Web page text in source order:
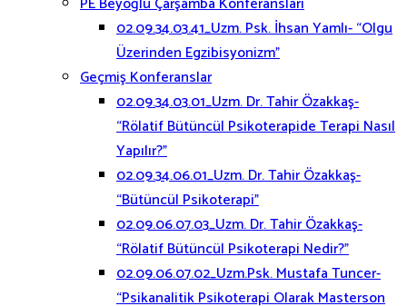
02.09.34.03.41_Uzm. Psk. İhsan Yamlı- “Olgu
Üzerinden Egzibisyonizm”
Geçmiş Konferanslar
02.09.34.03.01_Uzm. Dr. Tahir Özakkaş-
“Rölatif Bütüncül Psikoterapide Terapi Nasıl
Yapılır?”
02.09.34.06.01_Uzm. Dr. Tahir Özakkaş-
“Bütüncül Psikoterapi”
02.09.06.07.03_Uzm. Dr. Tahir Özakkaş-
“Rölatif Bütüncül Psikoterapi Nedir?”
02.09.06.07.02_Uzm.Psk. Mustafa Tuncer-
“Psikanalitik Psikoterapi Olarak Masterson